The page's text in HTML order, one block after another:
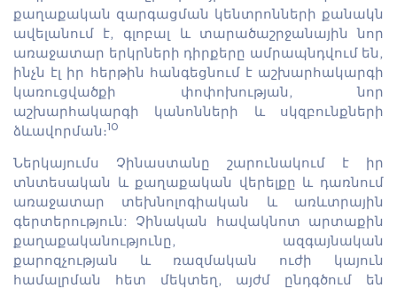
քաղաքական զարգացման կենտրոնների քանակն
ավելանում է, գլոբալ և տարածաշրջանային նոր
առաջատար երկրների դիրքերը ամրապնդվում են,
ինչն էլ իր հերթին հանգեցնում է աշխարհակարգի
կառուցվածքի փոփոխության, նոր
աշխարհակարգի կանոնների և սկզբունքների
ձևավորման։10
Ներկայումս Չինաստանը շարունակում է իր
տնտեսական և քաղաքական վերելքը և դառնում
առաջատար տեխնոլոգիական և առևտրային
գերտերություն: Չինական հավակնոտ արտաքին
քաղաքականությունը, ազգայնական
քարոզչության և ռազմական ուժի կայուն
համալրման հետ մեկտեղ, այժմ ընդգծում են